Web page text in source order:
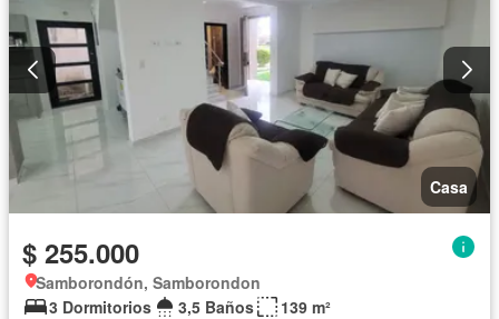
Casa
$ 255.000
Samborondón, Samborondon
3 Dormitorios
3,5 Baños
139 m²